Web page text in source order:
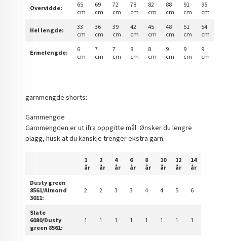
Overvidde:
65
cm
69
cm
72
cm
78
cm
82
cm
88
cm
91
cm
95
cm
Hel lengde:
33
cm
36
cm
39
cm
42
cm
45
cm
48
cm
51
cm
54
cm
Ermelengde:
6
cm
7
cm
7
cm
8
cm
8
cm
9
cm
9
cm
9
cm
garnmengde shorts:
Garnmengde
Garnmengden er ut ifra oppgitte mål. Ønsker du lengre
plagg, husk at du kanskje trenger ekstra garn.
1
år
2
år
4
år
6
år
8
år
10
år
12
år
14
år
Dusty green
8561/Almond
3011:
2 2 3 3 4 4 5 6
Slate
6080/Dusty
green 8561:
1 1 1 1 1 1 1 1